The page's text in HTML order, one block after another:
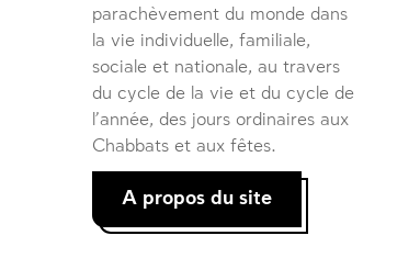
parachèvement du monde dans
la vie individuelle, familiale,
sociale et nationale, au travers
du cycle de la vie et du cycle de
l’année, des jours ordinaires aux
Chabbats et aux fêtes.
A propos du site